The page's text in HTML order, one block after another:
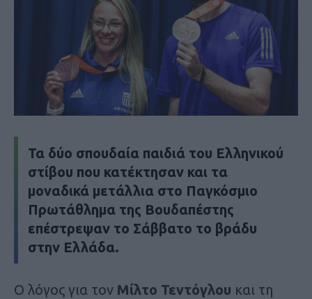
Τα δύο σπουδαία παιδιά του Ελληνικού
στίβου που κατέκτησαν και τα
μοναδικά μετάλλια στο Παγκόσμιο
Πρωτάθλημα της Βουδαπέστης
επέστρεψαν το Σάββατο το βράδυ
στην Ελλάδα.
Ο λόγος για τον Μίλτο Τεντόγλου και τη